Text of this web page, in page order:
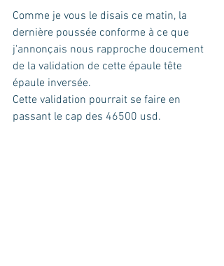
Comme je vous le disais ce matin, la
dernière poussée conforme à ce que
j'annonçais nous rapproche doucement
de la validation de cette épaule tête
épaule inversée.
Cette validation pourrait se faire en
passant le cap des 46500 usd.